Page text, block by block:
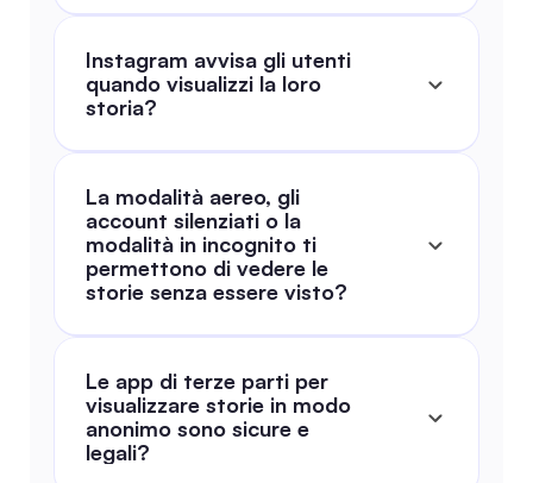
Instagram avvisa gli utenti
quando visualizzi la loro
storia?
La modalità aereo, gli
account silenziati o la
modalità in incognito ti
permettono di vedere le
storie senza essere visto?
Le app di terze parti per
visualizzare storie in modo
anonimo sono sicure e
legali?